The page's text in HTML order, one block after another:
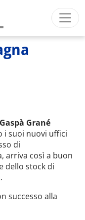
Machining
Gaspà Grané
i suoi nuovi uffici
di
arriva così a buon
dello stock di
successo alla